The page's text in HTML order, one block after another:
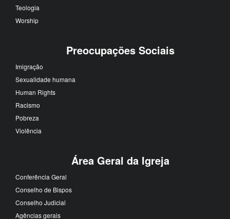
Teologia
Worship
Preocupações Sociais
Imigração
Sexualidade humana
Human Rights
Racismo
Pobreza
Violência
Área Geral da Igreja
Conferência Geral
Conselho de Bispos
Conselho Judicial
Agências gerais